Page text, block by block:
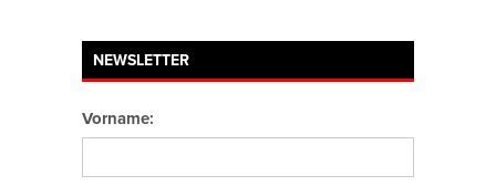
NEWSLETTER
Vorname: